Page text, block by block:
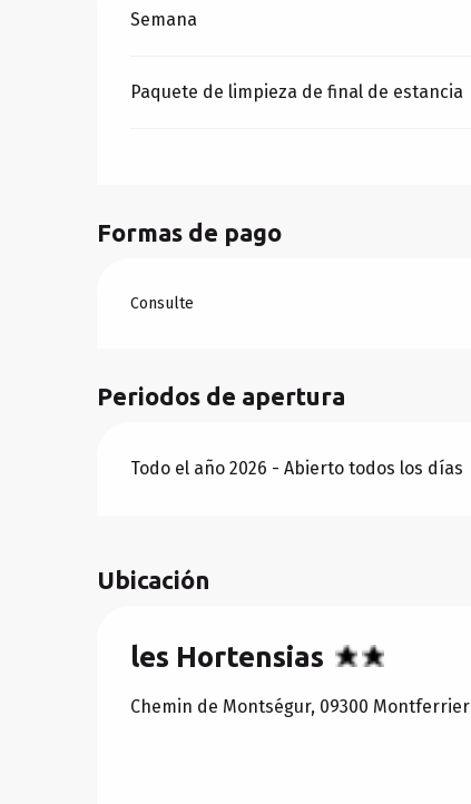
Tarifas 2026
Semana
Paquete de limpieza de final de estancia
Formas de pago
Consulte
Periodos de apertura
Todo el año 2026 - Abierto todos los días
Ubicación
les Hortensias
Chemin de Montségur, 09300 Montferrier